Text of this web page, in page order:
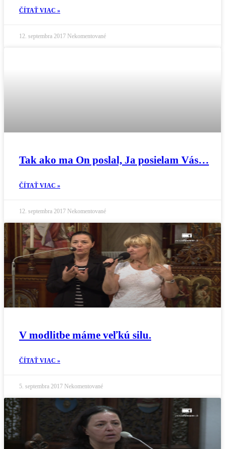
ČÍTAŤ VIAC »
12. septembra 2017 Nekomentované
Tak ako ma On poslal, Ja posielam Vás…
ČÍTAŤ VIAC »
12. septembra 2017 Nekomentované
V modlitbe máme veľkú silu.
ČÍTAŤ VIAC »
5. septembra 2017 Nekomentované